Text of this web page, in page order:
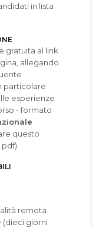
in lista
gratuita al link
allegando
particolare
esperienze
- formato
questo
remota
(dieci giorni